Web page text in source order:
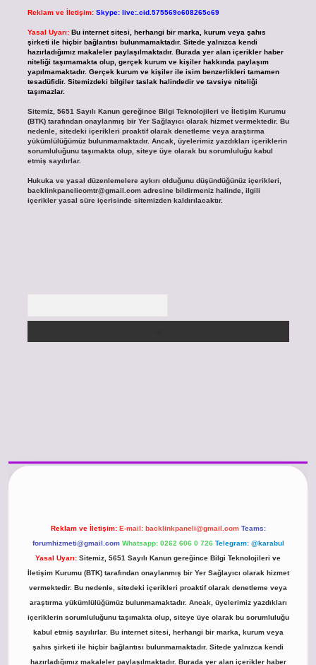
Reklam ve İletişim: Skype: live:.cid.575569c608265c69
Yasal Uyarı: Bu internet sitesi, herhangi bir marka, kurum veya şahıs
şirketi ile hiçbir bağlantısı bulunmamaktadır. Sitede yalnızca kendi
hazırladığımız makaleler paylaşılmaktadır. Burada yer alan içerikler haber
niteliği taşımamakta olup, gerçek kurum ve kişiler hakkında paylaşım
yapılmamaktadır. Gerçek kurum ve kişiler ile isim benzerlikleri tamamen
tesadüfidir. Sitemizdeki bilgiler taslak halindedir ve tavsiye niteliği
taşımazlar.
Sitemiz, 5651 Sayılı Kanun gereğince Bilgi Teknolojileri ve İletişim Kurumu
(BTK) tarafından onaylanmış bir Yer Sağlayıcı olarak hizmet vermektedir. Bu
nedenle, sitedeki içerikleri proaktif olarak denetleme veya araştırma
yükümlülüğümüz bulunmamaktadır. Ancak, üyelerimiz yazdıkları içeriklerin
sorumluluğunu taşımakta olup, siteye üye olarak bu sorumluluğu kabul
etmiş sayılırlar.
Hukuka ve yasal düzenlemelere aykırı olduğunu düşündüğünüz içerikleri,
backlinkpanelicomtr@gmail.comadresine bildirmeniz halinde, ilgili
içerikler yasal süre içerisinde sitemizden kaldırılacaktır.
Reklam ve İletişim: E-mail: backlinkpaneli@gmail.com Teams:
forumhizmeti@gmail.com Whatsapp: 0262 606 0 726 Telegram: @karabul
Yasal Uyarı: Sitemiz, 5651 Sayılı Kanun gereğince Bilgi Teknolojileri ve
İletişim Kurumu (BTK) tarafından onaylanmış bir Yer Sağlayıcı olarak hizmet
vermektedir. Bu nedenle, sitedeki içerikleri proaktif olarak denetleme veya
araştırma yükümlülüğümüz bulunmamaktadır. Ancak, üyelerimiz yazdıkları
içeriklerin sorumluluğunu taşımakta olup, siteye üye olarak bu sorumluluğu
kabul etmiş sayılırlar. Bu internet sitesi, herhangi bir marka, kurum veya
şahıs şirketi ile hiçbir bağlantısı bulunmamaktadır. Sitede yalnızca kendi
hazırladığımız makaleler paylaşılmaktadır. Burada yer alan içerikler haber